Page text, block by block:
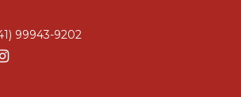
99943-9202